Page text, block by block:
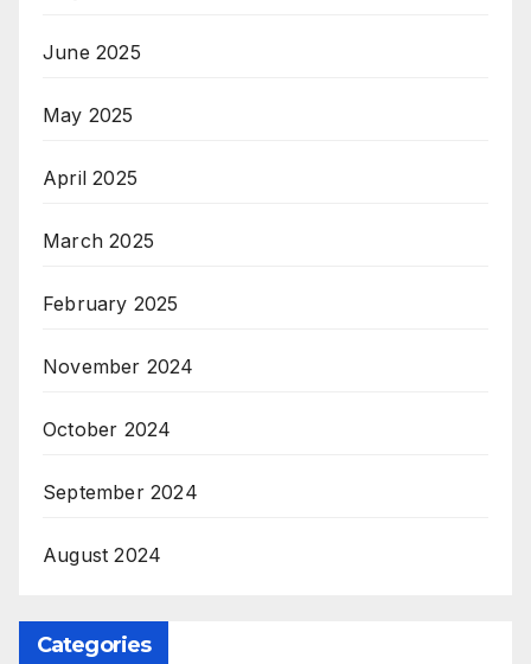
June 2025
May 2025
April 2025
March 2025
February 2025
November 2024
October 2024
September 2024
August 2024
Categories